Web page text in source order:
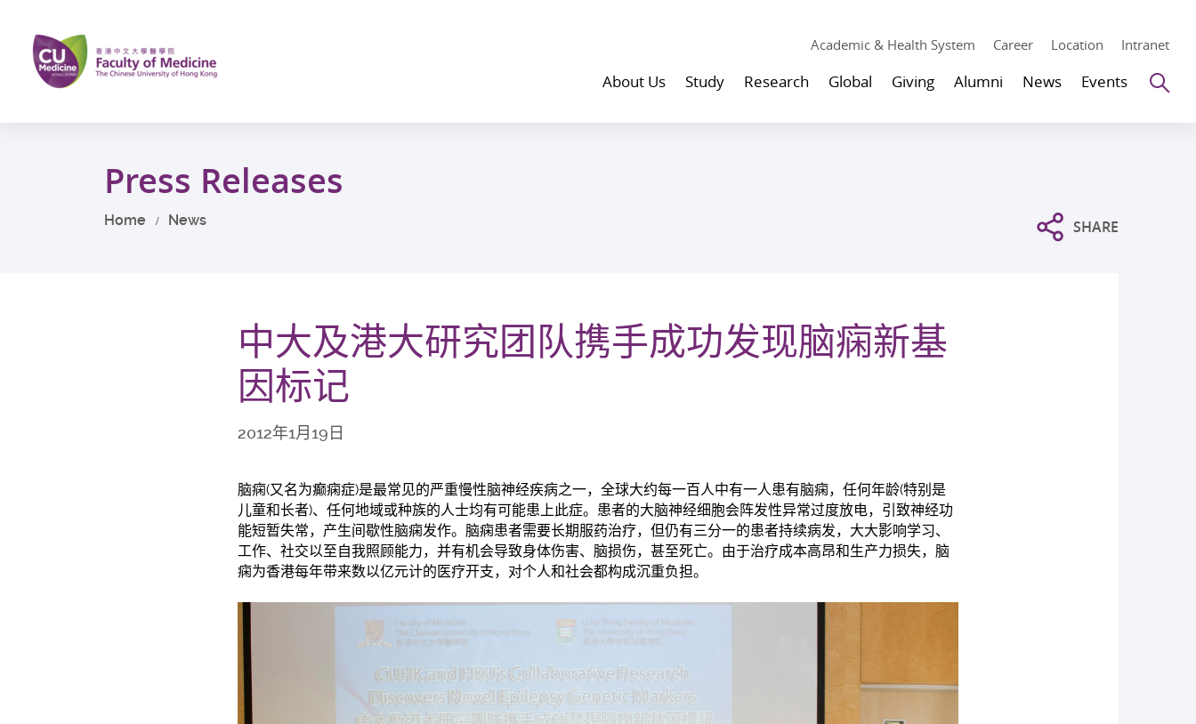
main
content
Academic & Health System Career Location Intranet
About Us Study Research Global Giving Alumni News Events
Press Releases
Home News SHARE
中大及港大研究团队携手成功发现脑痫新基
因标记
2012年1月19日
脑痫(又名为癫痫症)是最常见的严重慢性脑神经疾病之一，全球大约每一百人中有一人患有脑痫，任何年龄(特别是
儿童和长者)、任何地域或种族的人士均有可能患上此症。患者的大脑神经细胞会阵发性异常过度放电，引致神经功
能短暂失常，产生间歇性脑痫发作。脑痫患者需要长期服药治疗，但仍有三分一的患者持续病发，大大影响学习、
工作、社交以至自我照顾能力，并有机会导致身体伤害、脑损伤，甚至死亡。由于治疗成本高昂和生产力损失，脑
痫为香港每年带来数以亿元计的医疗开支，对个人和社会都构成沉重负担。